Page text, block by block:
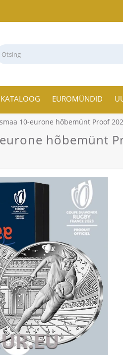
KATALOOG EUROMÜNDID
10-eurone hõbemünt Proof
hõbemünt